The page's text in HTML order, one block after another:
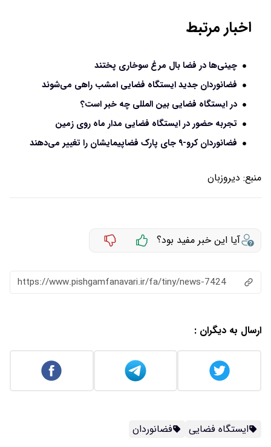
اخبار مرتبط
چینی‌ها در فضا بال مرغ سوخاری پختند
فضانوردان جدید ایستگاه فضایی امشب راهی می‌شوند
در ایستگاه فضایی بین المللی چه خبر است؟
تجربه حضور در ایستگاه فضایی مدار ماه روی زمین
فضانوردان کرو-۹ جای پارک فضاپیمایشان را تغییر می‌دهند
منبع: دیروزبان
آیا این خبر مفید بود؟
https://www.pishgamfanavari.ir/fa/tiny/news-7424
ارسال به دیگران :
ایستگاه فضایی فضانوردان